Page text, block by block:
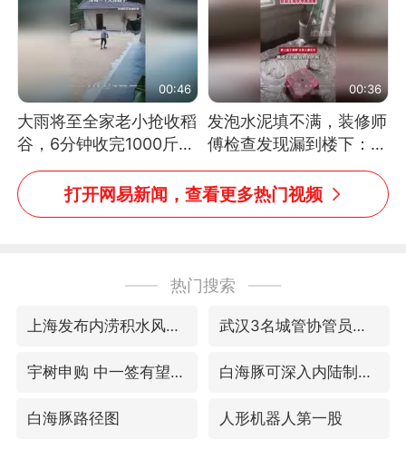
00:46
大雨将至全家老小抢收稻
谷，6分钟收完1000斤，
没有一个人掉链子
00:36
发泡水泥填不满，装修师
傅检查发现漏到楼下：出
风口未延伸到外墙
打开网易新闻，查看更多热门视频
热门搜索
上海发布内涝积水风险提示 武汉3名城管协管员殴打摊主被刑拘
宇树申购 中一签有望赚20万元 白海豚可深入内陆制造大范围风雨
白海豚路径图 人形机器人第一股